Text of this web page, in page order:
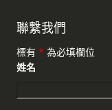
聯繫我們
標有 * 為必填欄位
姓名